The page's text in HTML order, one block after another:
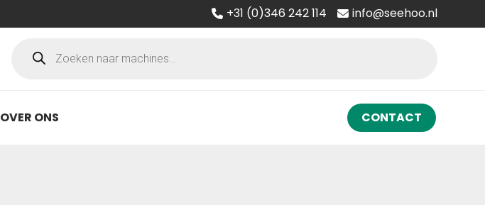
+31 (0)346 242 114
info@seehoo.nl
zoeken
OVER ONS CONTACT